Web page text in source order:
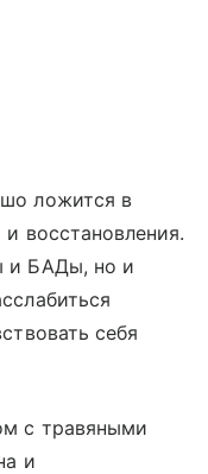
ложится в
восстановления.
и БАДы, но и
себя
с травяными
и